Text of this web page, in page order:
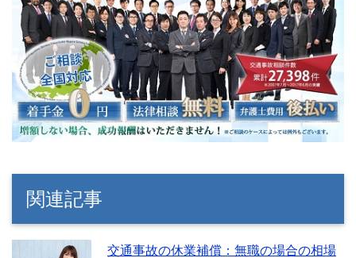
関連記事
交通事故の休業補償：無職の場合の相場